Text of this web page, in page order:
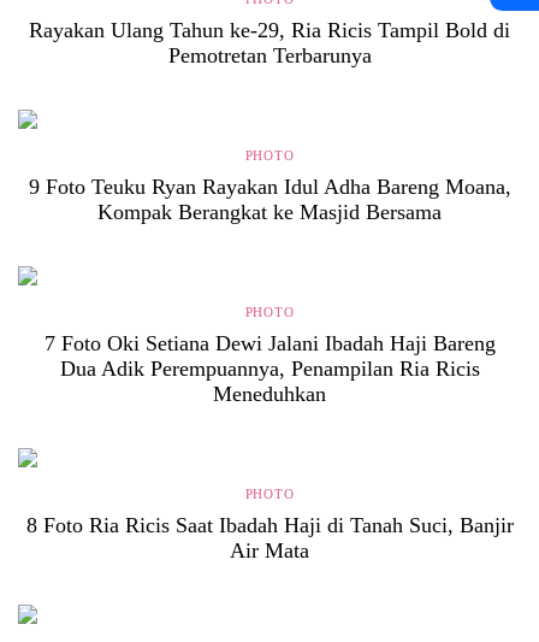
Rayakan Ulang Tahun ke-29, Ria Ricis Tampil Bold di
Pemotretan Terbarunya
PHOTO
9 Foto Teuku Ryan Rayakan Idul Adha Bareng Moana,
Kompak Berangkat ke Masjid Bersama
PHOTO
7 Foto Oki Setiana Dewi Jalani Ibadah Haji Bareng
Dua Adik Perempuannya, Penampilan Ria Ricis
Meneduhkan
PHOTO
8 Foto Ria Ricis Saat Ibadah Haji di Tanah Suci, Banjir
Air Mata